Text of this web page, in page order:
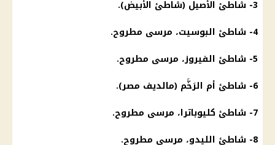
3- شاطئ الأصيل (شاطئ الأبيض).
4- شاطئ البوسيت،
مرسى مطروح.
5- شاطئ الفيروز،
مرسى مطروح.
6- شاطئ
أم الرَخَّم (مالديف مصر).
7- شاطئ كليوباترا،
مرسى مطروح.
8- شاطئ الليدو،
مرسى مطروح.